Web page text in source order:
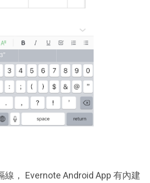
線， Evernote Android App 有內建